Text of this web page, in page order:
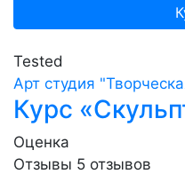
Tested
Арт студия
Курс
Оценка
Отзывы 5 отзывов